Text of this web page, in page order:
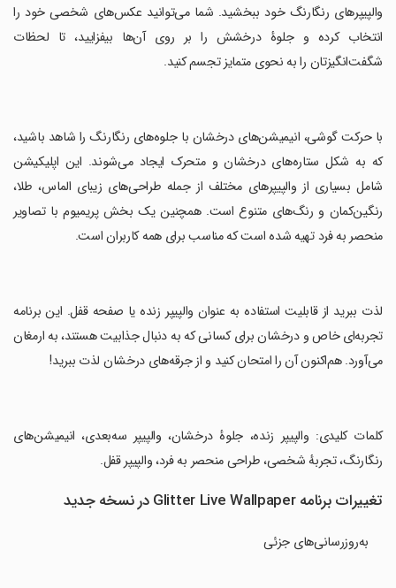
والپیپرهای رنگارنگ خود ببخشید. شما می‌توانید عکس‌های شخصی خود را
انتخاب کرده و جلوهٔ درخشش را بر روی آن‌ها بیفزایید، تا لحظات
شگفت‌انگیزتان را به نحوی متمایز تجسم کنید.
‏با حرکت گوشی، انیمیشن‌های درخشان با جلوه‌های رنگارنگ را شاهد باشید،
که به شکل ستاره‌های درخشان و متحرک ایجاد می‌شوند. این اپلیکیشن
شامل بسیاری از والپیپرهای مختلف از جمله طراحی‌های زیبای الماس، طلا،
رنگین‌کمان و رنگ‌های متنوع است. همچنین یک بخش پریمیوم با تصاویر
منحصر به فرد تهیه شده است که مناسب برای همه کاربران است.
‏لذت ببرید از قابلیت استفاده به عنوان والپیپر زنده یا صفحه قفل. این برنامه
تجربه‌ای خاص و درخشان برای کسانی که به دنبال جذابیت هستند، به ارمغان
می‌آورد. هم‌اکنون آن را امتحان کنید و از جرقه‌های درخشان لذت ببرید!
‏کلمات کلیدی: والپیپر زنده، جلوهٔ درخشان، والپیپر سه‌بعدی، انیمیشن‌های
رنگارنگ، تجربهٔ شخصی، طراحی منحصر به فرد، والپیپر قفل.
تغییرات برنامه Glitter Live Wallpaper در نسخه جدید
به‌روزرسانی‌های جزئی